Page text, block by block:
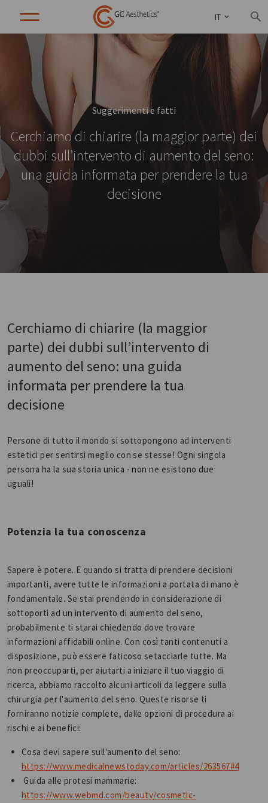
IT
Suggerimenti e fatti
Cerchiamo di chiarire (la maggior parte) dei
dubbi sull’intervento di aumento del seno:
una guida informata per prendere la tua
decisione
Cerchiamo di chiarire (la maggior
parte) dei dubbi sull’intervento di
aumento del seno: una guida
informata per prendere la tua
decisione
Persone di tutto il mondo si sottopongono ad interventi
estetici per sentirsi meglio con se stesse! Ogni singola
persona ha la sua storia unica - non ne esistono due
uguali!
Potenzia la tua conoscenza
Sapere è potere. E quando si tratta di prendere decisioni
importanti, avere tutte le informazioni a portata di mano è
fondamentale. Se stai prendendo in considerazione di
sottoporti ad un intervento di aumento del seno,
probabilmente ti starai chiedendo dove trovare
informazioni affidabili online. Con così tanti contenuti a
disposizione, può essere faticoso setacciarle tutte. Ma
non preoccuparti, per aiutarti a iniziare il tuo viaggio di
ricerca, abbiamo raccolto alcuni articoli da leggere sulla
chirurgia per l'aumento del seno. Queste risorse ti
forniranno notizie complete, dalle opzioni di procedura ai
rischi e ai benefici:
Cosa devi sapere sull'aumento del seno:
https://www.medicalnewstoday.com/articles/263567#4
Guida alle protesi mammarie:
https://www.webmd.com/beauty/cosmetic-